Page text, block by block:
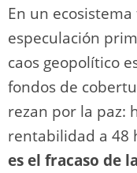
En un
especulación
caos geopolítico
fondos de
rezan por la paz:
rentabilidad a 48
es el fracaso de